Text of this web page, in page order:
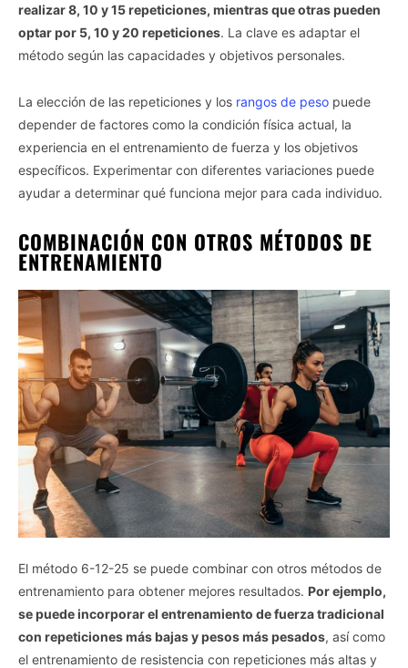
realizar 8, 10 y 15 repeticiones, mientras que otras pueden
optar por 5, 10 y 20 repeticiones. La clave es adaptar el
método según las capacidades y objetivos personales.
La elección de las repeticiones y los rangos de peso puede
depender de factores como la condición física actual, la
experiencia en el entrenamiento de fuerza y los objetivos
específicos. Experimentar con diferentes variaciones puede
ayudar a determinar qué funciona mejor para cada individuo.
COMBINACIÓN CON OTROS MÉTODOS DE
ENTRENAMIENTO
El método 6-12-25 se puede combinar con otros métodos de
entrenamiento para obtener mejores resultados. Por ejemplo,
se puede incorporar el entrenamiento de fuerza tradicional
con repeticiones más bajas y pesos más pesados, así como
el entrenamiento de resistencia con repeticiones más altas y